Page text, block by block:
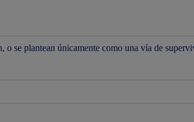
o se plantean únicamente como una vía de